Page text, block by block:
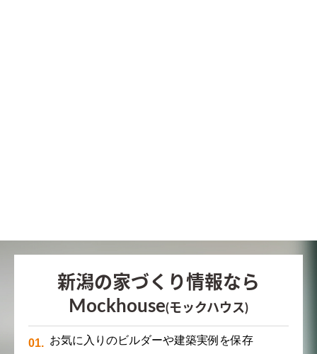
新潟の家づくり情報なら
Mockhouse(モックハウス)
お気に入りのビルダーや建築実例を保存